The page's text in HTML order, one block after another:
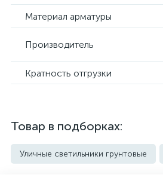
Материал арматуры
Производитель
Кратность отгрузки
Товар в подборках:
Уличные светильники грунтовые